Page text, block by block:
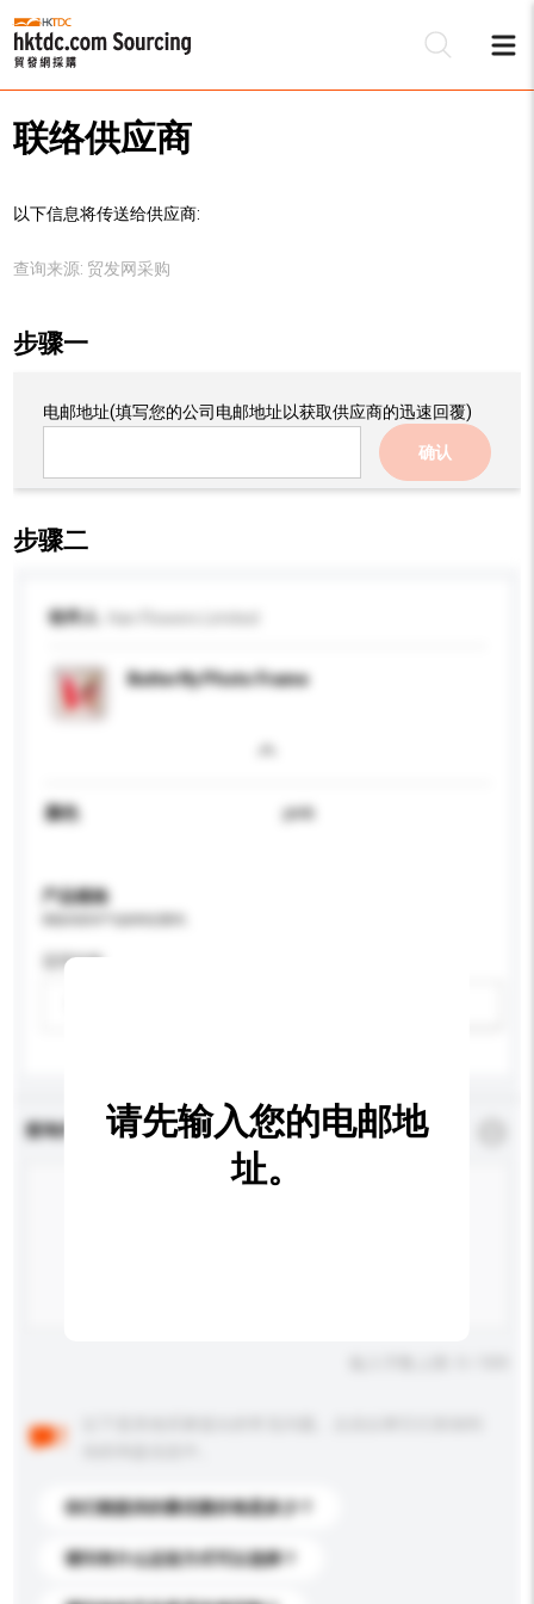
联络供应商
以下信息将传送给供应商:
查询来源: 贸发网采购
步骤一
电邮地址(填写您的公司电邮地址以获取供应商的迅速回覆)
确认
步骤二
收件人
Butterfly Photo Frame
颜色 pink
产品规格
适用年龄
查询内容 *必须填写
你们能提供的最优惠价格是多少？
请问有什么运送方式可以选择？
请先输入您的电邮地
址。